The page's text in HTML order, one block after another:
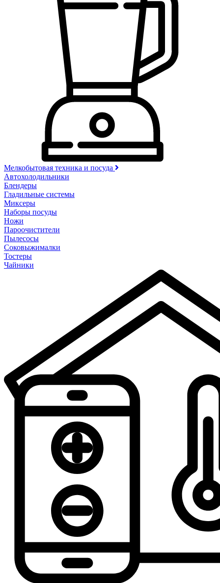
Мелкобытовая техника и посуда
Автохолодильники
Блендеры
Гладильные системы
Миксеры
Наборы посуды
Ножи
Пароочистители
Пылесосы
Соковыжималки
Тостеры
Чайники